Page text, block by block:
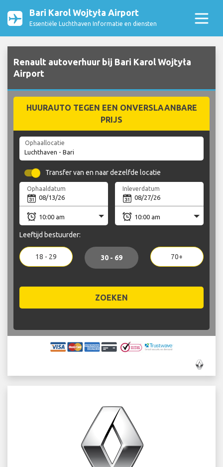
Bari Karol Wojtyła Airport
Essentiële Luchthaven Informatie en diensten
Renault autoverhuur bij Bari Karol Wojtyła
Airport
HUURAUTO TEGEN EEN ONVERSLAANBARE
PRIJS
Ophaallocatie
Transfer van en naar dezelfde locatie
Ophaaldatum Inleverdatum
Leeftijd bestuurder:
18 - 29 30 - 69 70+
ZOEKEN